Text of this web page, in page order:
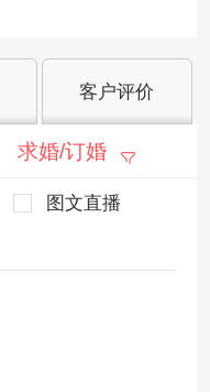
客户评价
求婚/订婚
图文直播